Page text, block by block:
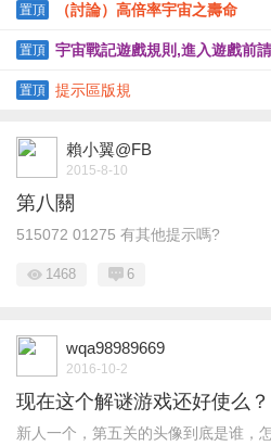
置頂 （討論）高倍率宇宙之壽命
置頂 宇宙戰記遊戲規則,進入遊戲前
新)
置頂 提示區版規
賴小翼@FB
2015-8-10
第八關
515072 01275 有其他提示嗎?
1468 6
wqa98989669
2016-10-2
现在这个解谜游戏还好使么？
新人一个，第五关的头像到底是谁，